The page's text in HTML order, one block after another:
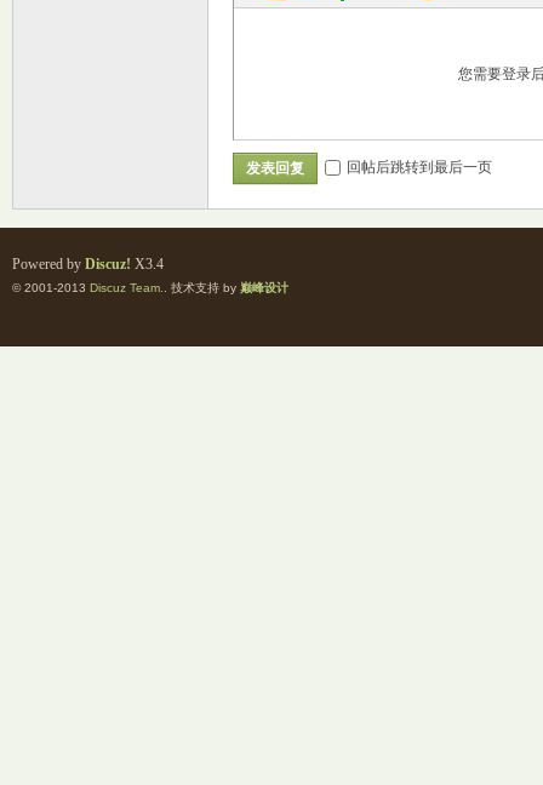
您需要登录
发表回复 回帖后跳转到最后一页
Powered by Discuz! X3.4
© 2001-2013 Discuz Team. . 技术支持 by 巅峰设计